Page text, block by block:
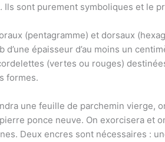
Ils sont purement symboliques et le
(pentagramme) et dorsaux
épaisseur d’au moins un
(vertes ou rouges)
formes.
une feuille de parchemin vierge,
pierre ponce neuve. On exorcisera
Deux encres sont nécessaires :